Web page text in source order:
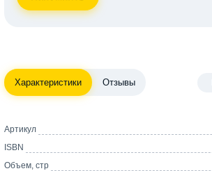
Характеристики Отзывы
Артикул
ISBN
Объем, стр